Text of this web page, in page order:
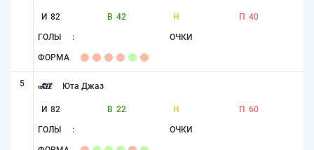
И 82 В 42 Н П 40
ГОЛЫ : ОЧКИ
ФОРМА
5 Юта Джаз
И 82 В 22 Н П 60
ГОЛЫ : ОЧКИ